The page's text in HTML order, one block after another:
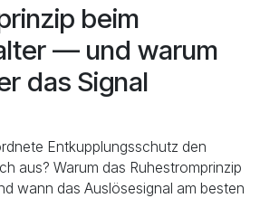
beim
— und warum
das Signal
Entkupplungsschutz den
aus? Warum das Ruhestromprinzip
wann das Auslösesignal am besten